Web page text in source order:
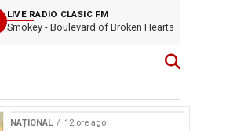
LIVE RADIO CLASIC FM
Smokey - Boulevard of Broken Hearts
NAȚIONAL 12 ore ago